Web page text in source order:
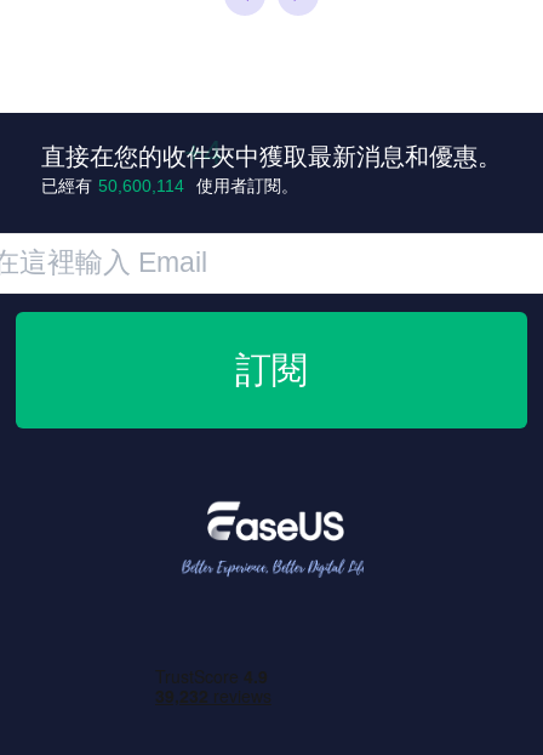
直接在您的收件夾中獲取最新消息和優惠。
已經有 50,600,118 使用者訂閱。
訂閱
+4